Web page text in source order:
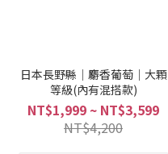
日本長野縣｜麝香葡萄｜大顆
等級(內有混搭款)
NT$1,999 ~ NT$3,599
NT$4,200